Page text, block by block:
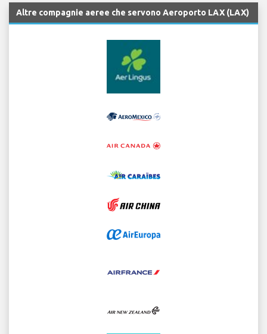
Altre compagnie aeree che servono Aeroporto LAX (LAX)